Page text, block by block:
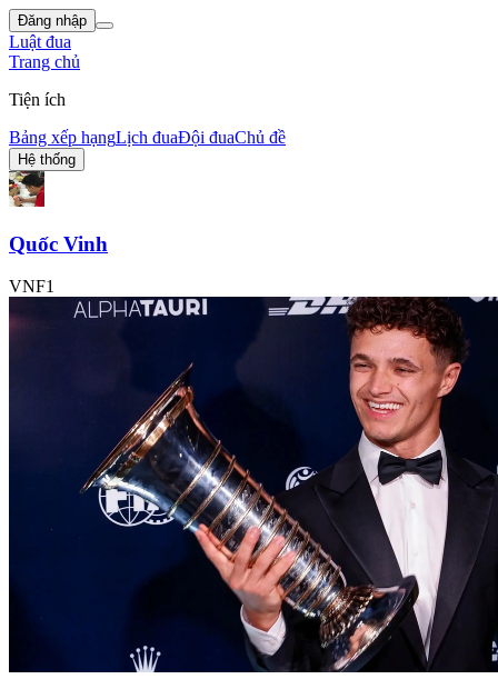
Đăng nhập
Luật đua
Trang chủ
Tiện ích
Bảng xếp hạngLịch đuaĐội đuaChủ đề
Hệ thống
Quốc Vinh
VNF1